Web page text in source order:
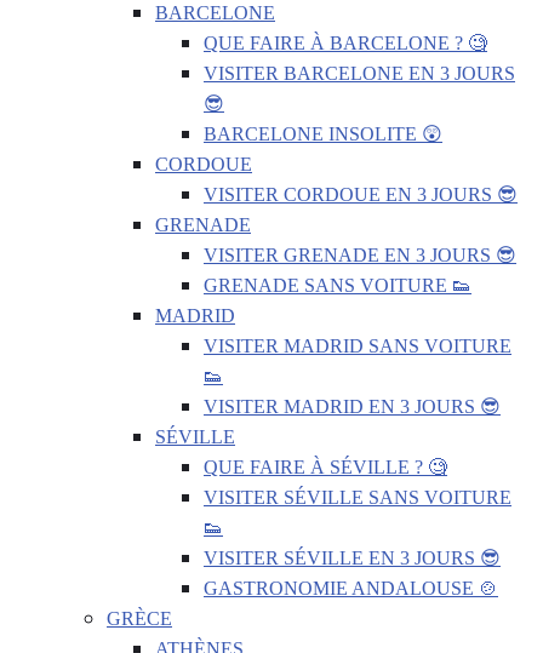
BARCELONE
QUE FAIRE À BARCELONE ? 🧐
VISITER BARCELONE EN 3 JOURS
😎
BARCELONE INSOLITE 😲
CORDOUE
VISITER CORDOUE EN 3 JOURS 😎
GRENADE
VISITER GRENADE EN 3 JOURS 😎
GRENADE SANS VOITURE 👟
MADRID
VISITER MADRID SANS VOITURE
👟
VISITER MADRID EN 3 JOURS 😎
SÉVILLE
QUE FAIRE À SÉVILLE ? 🧐
VISITER SÉVILLE SANS VOITURE
👟
VISITER SÉVILLE EN 3 JOURS 😎
GASTRONOMIE ANDALOUSE 🍲
GRÈCE
ATHÈNES